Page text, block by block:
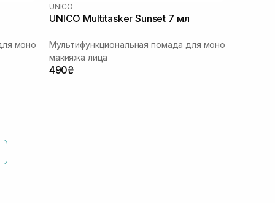
моно
UNICO
UNICO Multitasker Sunset 7 мл
Мультифункциональная помада для моно
макияжа лица
490₴